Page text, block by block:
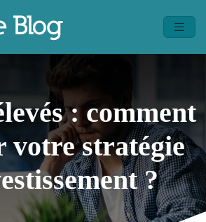
: comment
votre stratégie
?